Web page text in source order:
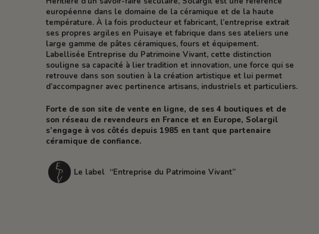
européenne dans le domaine de la céramique et de la haute
température. À la fois producteur et fabricant, l’entreprise extrait
ses propres argiles en Puisaye et fabrique dans ses ateliers une
large gamme de pâtes céramiques, fours et équipement.
Labellisée Entreprise du Patrimoine Vivant, cette distinction
souligne sa capacité à lier tradition et innovation, une force qui se
retrouve dans son soutien à la création artistique et lui permet
d’accompagner avec pertinence artisans, industriels et particuliers.
Forte de son site de vente en ligne, de ses 4 boutiques et de
son réseau de revendeurs en France et en Europe, Solargil
s’engage à vos côtés depuis 1985 en tant que partenaire
céramique de confiance.
Le label “Entreprise du Patrimoine Vivant”